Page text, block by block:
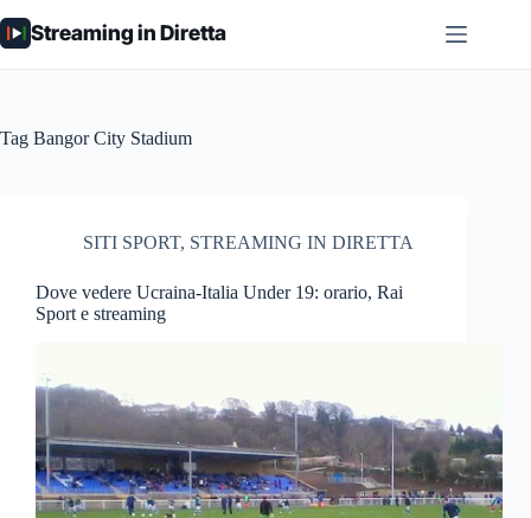
al
contenuto
Streaming in Diretta
Tag Bangor City Stadium
SITI SPORT, STREAMING IN DIRETTA
Dove vedere Ucraina-Italia Under 19: orario, Rai
Sport e streaming